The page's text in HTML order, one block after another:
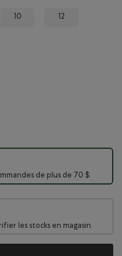
10 12
de plus de 70 $.
les stocks en magasin